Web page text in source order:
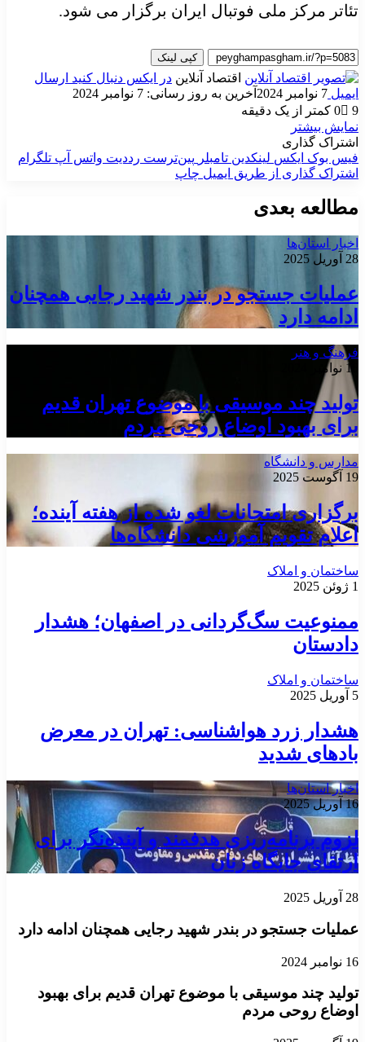
تئاتر مرکز ملی فوتبال ایران برگزار می شود.
کپی لینک
اقتصاد آنلاین در ایکس دنبال کنید ارسال
ایمیل 7 نوامبر 2024
آخرین به روز رسانی: 7 نوامبر 2024
0
9
کمتر از یک دقیقه
نمایش بیشتر
اشتراک گذاری
فیس بوک ایکس لینکدین ‫تامبلر ‫پین‌ترست ‫رددیت واتس آپ تلگرام
اشتراک گذاری از طریق ایمیل چاپ
مطالعه بعدی
اخبار استان‌ها
28 آوریل 2025
عملیات جستجو در بندر شهید رجایی همچنان
ادامه دارد
فرهنگ و هنر
16 نوامبر 2024
تولید چند موسیقی با موضوع تهران قدیم
برای بهبود اوضاع روحی مردم
مدارس و دانشگاه
19 آگوست 2025
برگزاری امتحانات لغو شده از هفته آینده؛
اعلام تقویم آموزشی دانشگاه‌ها
ساختمان و املاک
1 ژوئن 2025
ممنوعیت سگ‌گردانی در اصفهان؛ هشدار
دادستان
ساختمان و املاک
5 آوریل 2025
هشدار زرد هواشناسی: تهران در معرض
بادهای شدید
اخبار استان‌ها
16 آوریل 2025
لزوم برنامه‌ریزی هدفمند و آینده‌نگر برای
ارتقای جایگاه زنان
28 آوریل 2025
عملیات جستجو در بندر شهید رجایی همچنان ادامه دارد
16 نوامبر 2024
تولید چند موسیقی با موضوع تهران قدیم برای بهبود
اوضاع روحی مردم